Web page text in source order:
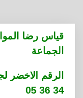
المحتوى
قياس رضا
الجماعة
34 36 05